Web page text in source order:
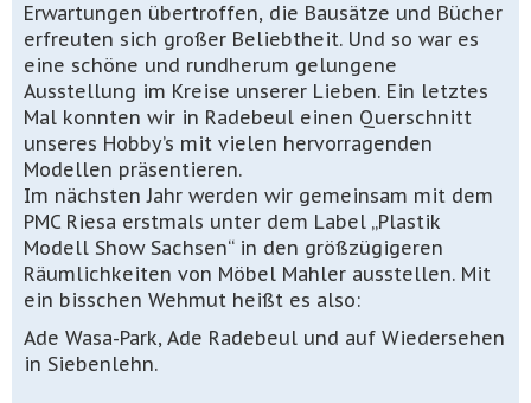
Erwartungen übertroffen, die Bausätze und Bücher
erfreuten sich großer Beliebtheit. Und so war es
eine schöne und rundherum gelungene
Ausstellung im Kreise unserer Lieben. Ein letztes
Mal konnten wir in Radebeul einen Querschnitt
unseres Hobby’s mit vielen hervorragenden
Modellen präsentieren.
Im nächsten Jahr werden wir gemeinsam mit dem
PMC Riesa erstmals unter dem Label „Plastik
Modell Show Sachsen“ in den größzügigeren
Räumlichkeiten von Möbel Mahler ausstellen. Mit
ein bisschen Wehmut heißt es also:
Ade Wasa-Park, Ade Radebeul und auf Wiedersehen
in Siebenlehn.